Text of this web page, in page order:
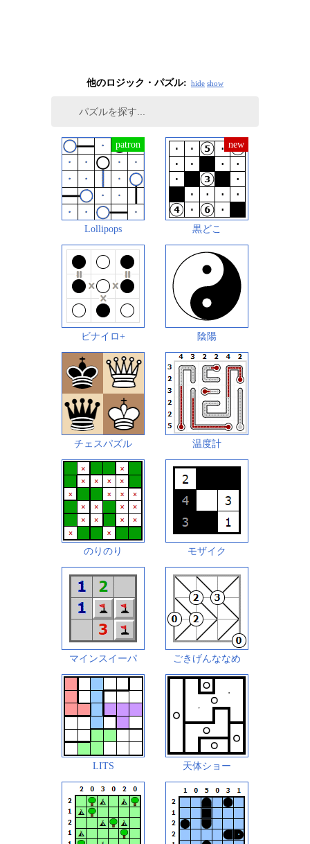
他のロジック・パズル: hide show
Lollipops 黒どこ
ビナイロ+ 陰陽
チェスパズル 温度計
のりのり モザイク
マインスイーパ ごきげんななめ
LITS 天体ショー